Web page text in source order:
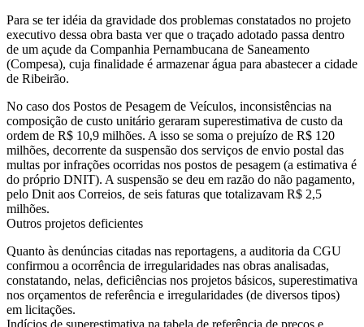
Para se ter idéia da gravidade dos problemas constatados no projeto
executivo dessa obra basta ver que o traçado adotado passa dentro
de um açude da Companhia Pernambucana de Saneamento
(Compesa), cuja finalidade é armazenar água para abastecer a cidade
de Ribeirão.
No caso dos Postos de Pesagem de Veículos, inconsistências na
composição de custo unitário geraram superestimativa de custo da
ordem de R$ 10,9 milhões. A isso se soma o prejuízo de R$ 120
milhões, decorrente da suspensão dos serviços de envio postal das
multas por infrações ocorridas nos postos de pesagem (a estimativa é
do próprio DNIT). A suspensão se deu em razão do não pagamento,
pelo Dnit aos Correios, de seis faturas que totalizavam R$ 2,5
milhões.
Outros projetos deficientes
Quanto às denúncias citadas nas reportagens, a auditoria da CGU
confirmou a ocorrência de irregularidades nas obras analisadas,
constatando, nelas, deficiências nos projetos básicos, superestimativa
nos orçamentos de referência e irregularidades (de diversos tipos)
em licitações.
Indícios de superestimativa na tabela de referência de preços e